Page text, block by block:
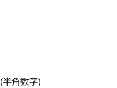
(半角数字)